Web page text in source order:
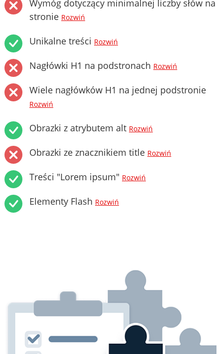
Wymóg dotyczący minimalnej liczby słów na
stronie Rozwiń
Unikalne treści Rozwiń
Nagłówki H1 na podstronach Rozwiń
Wiele nagłówków H1 na jednej podstronie
Rozwiń
Obrazki z atrybutem alt Rozwiń
Obrazki ze znacznikiem title Rozwiń
Treści "Lorem ipsum" Rozwiń
Elementy Flash Rozwiń